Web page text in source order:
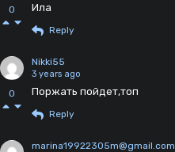
0 Ила
Reply
0
Nikki55
3 years ago
Поржать пойдет,топ
Reply
marina19922305m@gmail.com